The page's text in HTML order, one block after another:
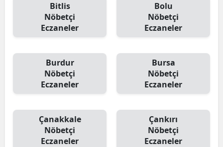
Bitlis
Nöbetçi
Eczaneler
Bolu
Nöbetçi
Eczaneler
Burdur
Nöbetçi
Eczaneler
Bursa
Nöbetçi
Eczaneler
Çanakkale
Nöbetçi
Eczaneler
Çankırı
Nöbetçi
Eczaneler